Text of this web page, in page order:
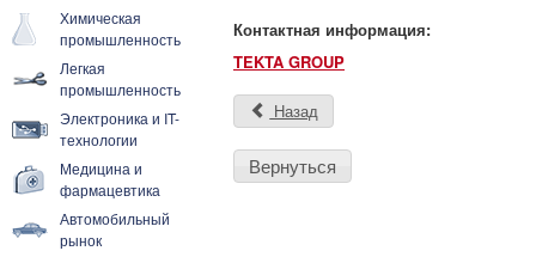
Химическая
промышленность
Легкая
промышленность
Электроника и IT-
технологии
Медицина и
фармацевтика
Автомобильный
рынок
Контактная информация:
TEKTA GROUP
Назад
Вернуться